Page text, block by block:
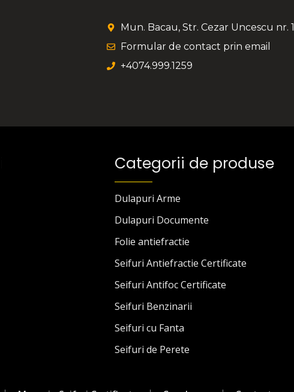
Mun. Bacau, Str. Cezar Uncescu nr. 1
Formular de contact prin email
+4074.999.1259
Categorii de produse
Dulapuri Arme
Dulapuri Documente
Folie antiefractie
Seifuri Antiefractie Certificate
Seifuri Antifoc Certificate
Seifuri Benzinarii
Seifuri cu Fanta
Seifuri de Perete